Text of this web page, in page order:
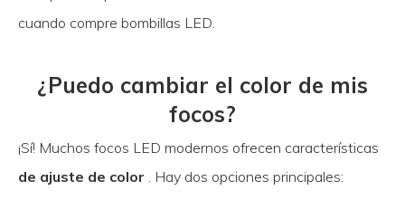
cuando compre bombillas LED.
¿Puedo cambiar el color de mis
focos?
¡Sí! Muchos focos LED modernos ofrecen características
de ajuste de color . Hay dos opciones principales: